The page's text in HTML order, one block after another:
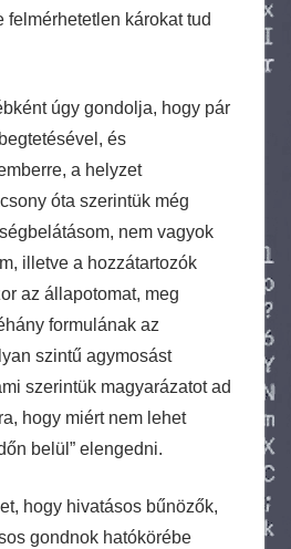
felmérhetetlen károkat tud
úgy gondolja, hogy pár
és
a helyzet
óta szerintük még
nem vagyok
illetve a hozzátartozók
az állapotomat, meg
formulának az
szintű agymosást
szerintük magyarázatot ad
hogy miért nem lehet
belül” elengedni.
hogy hivatásos bűnözők,
gondnok hatókörébe